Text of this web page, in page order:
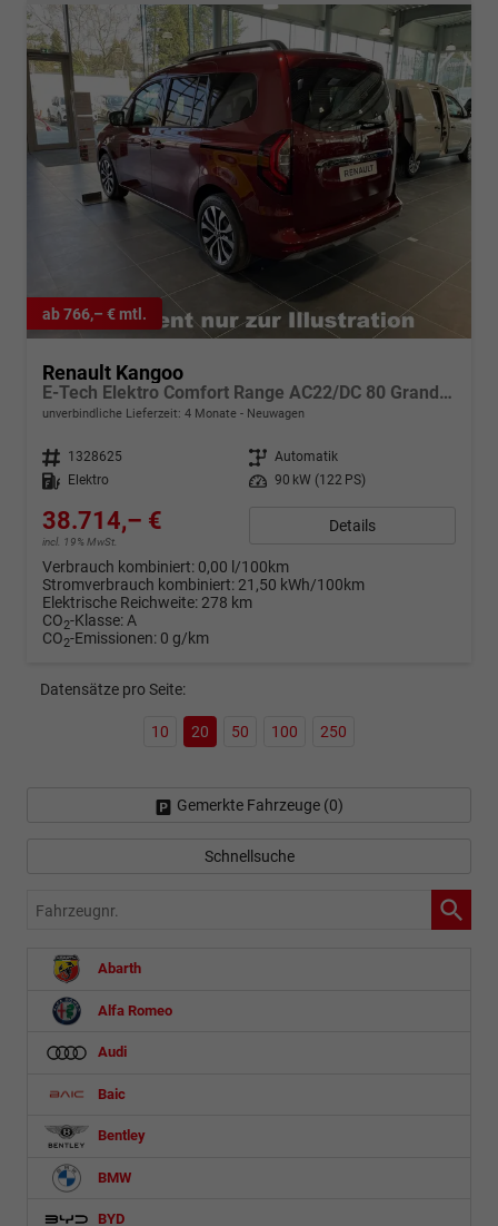
ab 766,– € mtl.
Renault Kangoo
E-Tech Elektro Comfort Range AC22/DC 80 Grand Tech
unverbindliche Lieferzeit: 4 Monate Neuwagen
Fahrzeugnr. 1328625 Getriebe Automatik
Kraftstoff
Elektro Leistung 90 kW (122 PS)
38.714,– €
incl. 19% MwSt.
Details
Verbrauch kombiniert: 0,00 l/100km
Stromverbrauch kombiniert: 21,50 kWh/100km
Elektrische Reichweite: 278 km
CO2-Klasse:A
CO2-Emissionen: 0 g/km
Datensätze pro Seite:
10 20 50 100 250
Gemerkte Fahrzeuge (0)
Schnellsuche
Fahrzeugnr.
Abarth
Alfa Romeo
Audi
Baic
Bentley
BMW
BYD